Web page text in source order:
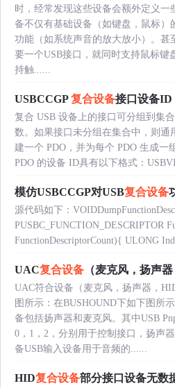
时，经常发现这些设备会额外定义一
备不仅有基础设备（如键盘，鼠标）
功能（如系统声音的放大放小）。甚
要一个USB接口，就同时支持鼠标键
持触......
USBCCGP复合设备接口设备ID
复合 USB 设备上的接口可分组到集
数。如果接口未分组在集合中，则通
建一个 PDO，并为每个 PDO 生成一
PDO 的设备 ID具有以下格式：
模仿USBCCGP对USB复合设备
源代码如下：
PUSBC_FUNCTION_DESCRIPTOR
FunctionDescriptorCount){ ULONG
UAC复合设备 （麦克风，扬声
UAC符合设备（麦克风，扬声器，
图所示：在BUSHOUND下如下图所
备包括扬声器和麦克风。其中USB
0，1，2，分别用于控制接口，扬声
备USB输入设备用于音频的......
HID复合设备部分接口设备无数